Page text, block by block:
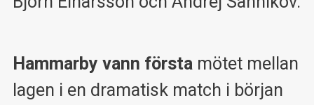
Hammarby vann förstamötet mellan
lagen i en dramatisk match i början